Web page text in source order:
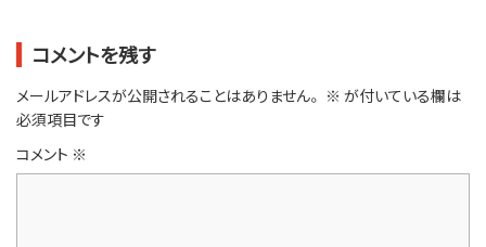
コメントを残す
メールアドレスが公開されることはありません。 ※ が付いている欄は
必須項目です
コメント ※